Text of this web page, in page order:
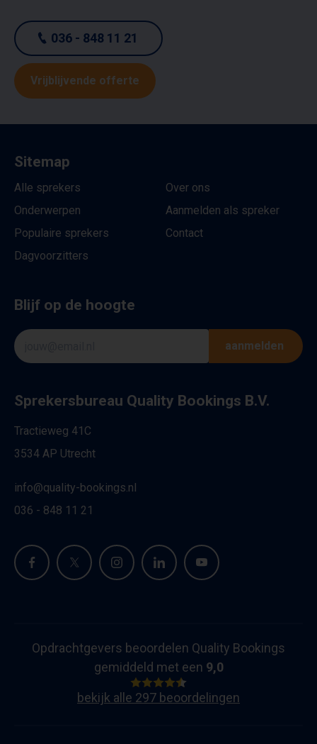
036 - 848 11 21
Vrijblijvende offerte
Sitemap
Alle sprekers
Onderwerpen
Populaire sprekers
Dagvoorzitters
Over ons
Aanmelden als spreker
Contact
Blijf op de hoogte
aanmelden
Sprekersbureau Quality Bookings B.V.
Tractieweg 41C
3534 AP Utrecht
info@quality-bookings.nl
036 - 848 11 21
Opdrachtgevers beoordelen Quality Bookings
gemiddeld met een 9,0
bekijk alle 297 beoordelingen